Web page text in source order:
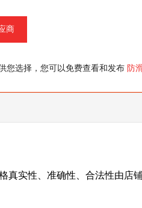
商
您选择，您可以免费查看和发布 防
实性、准确性、合法性由店